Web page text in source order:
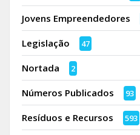
Jovens Empreendedores
Legislação 47
Nortada 2
Números Publicados 93
Resíduos e Recursos 593